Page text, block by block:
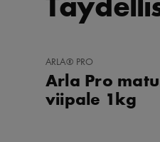
LISÄÄ
ARLA® PRO
Arla Pro
viipale 1kg